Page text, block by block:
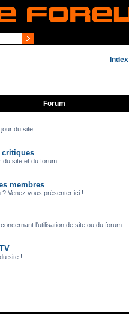
Index
Forum
du site
critiques
du site et du forum
membres
? Venez vous présenter ici !
l'utilisation de site ou du forum
site !